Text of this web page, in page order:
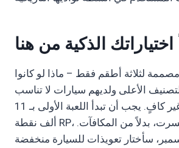
اختياراتك الذكية من هنا
لثلاثة أطقم فقط – ماذا لو كانوا
الأعلى ولديهم سيارات لا تناسب
خصومهم؟ هذا غير كافٍ. يجب أن تبدأ اللعبة الأولى بـ 11
ألف نقطة RP، سواء ربحت أو خسرت، بدلاً من المكافآت.
سأختار تعويذات للسيارة منخفضة